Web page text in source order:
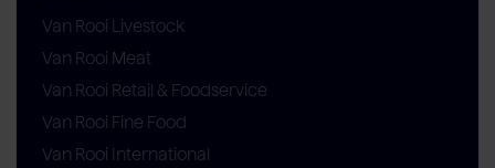
Van Rooi Livestock
Van Rooi Meat
Van Rooi Retail & Foodservice
Van Rooi Fine Food
Van Rooi International